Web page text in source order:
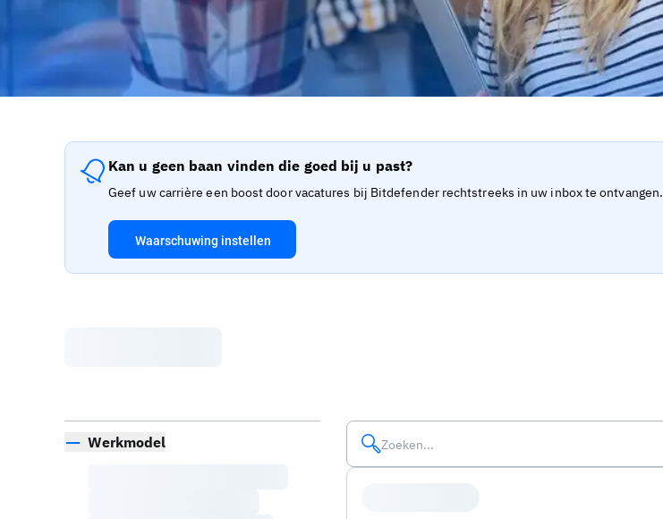
Kan u geen baan vinden die goed bij u past?
Geef uw carrière een boost door vacatures bij Bitdefender rechtstreeks in uw inbox te ontvangen.
Waarschuwing instellen
Werkmodel